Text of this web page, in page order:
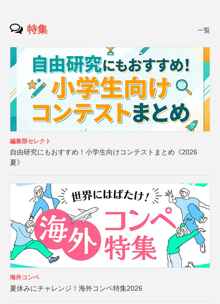
特集 一覧
編集部セレクト
自由研究にもおすすめ！小学生向けコンテストまとめ《2026
夏》
海外コンペ
夏休みにチャレンジ！海外コンペ特集2026